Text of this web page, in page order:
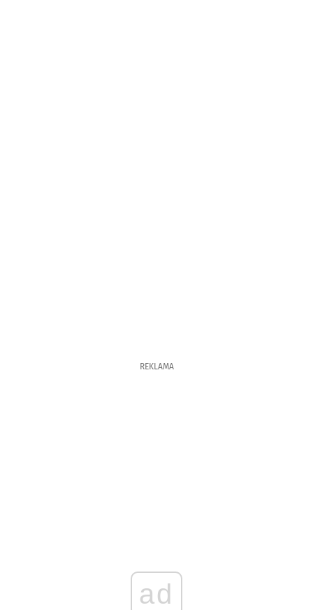
REKLAMA
ad